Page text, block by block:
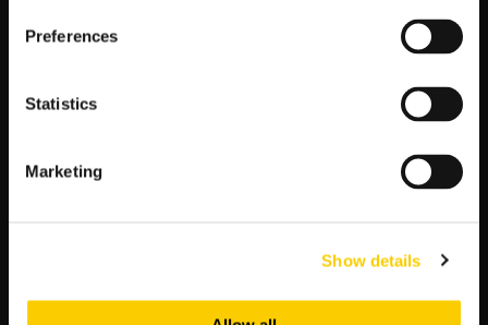
Preferences
Statistics
Marketing
Show details
12 stycznia 2025 r. (niedziela),
UD Las
12 stycznia 2025 r. (niedziela), godz. 16.15 |
Sociedad – Villarreal CF
kupony w LV BET! Legalny bukmacher umożliwia grę w swoim